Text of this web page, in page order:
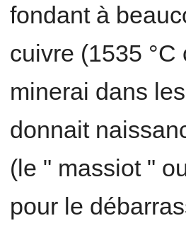
fondant à
cuivre (1535
minerai dans
donnait
(le " massiot "
pour le